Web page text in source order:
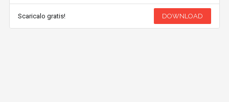
Scaricalo gratis! DOWNLOAD